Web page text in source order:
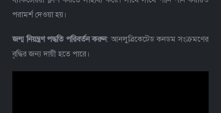
পরামর্শ দেওয়া হয়।
জন্ম নিয়ন্ত্রণ পদ্ধতি পরিবর্তন করুন: আনলুব্রিকেটেড কনডম সংক্রমণের
বৃদ্ধির জন্য দায়ী হতে পারে।